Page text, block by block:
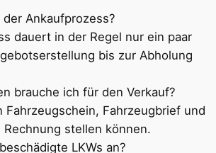
Ankaufprozess?
dauert in der Regel nur ein paar
bis zur Abholung
brauche ich für den Verkauf?
Fahrzeugschein, Fahrzeugbrief und
stellen können.
LKWs an?